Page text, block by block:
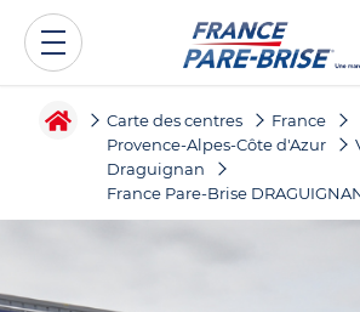
Carte des centres
France
Provence-Alpes-Côte d'Azur
Draguignan
France Pare-Brise